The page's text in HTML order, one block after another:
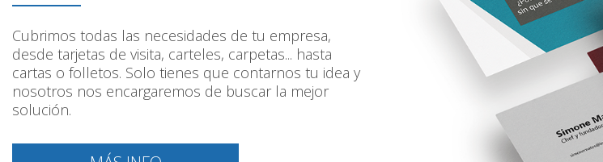
Cubrimos todas las necesidades de tu empresa,
desde tarjetas de visita, carteles, carpetas... hasta
cartas o folletos. Solo tienes que contarnos tu idea y
nosotros nos encargaremos de buscar la mejor
solución.